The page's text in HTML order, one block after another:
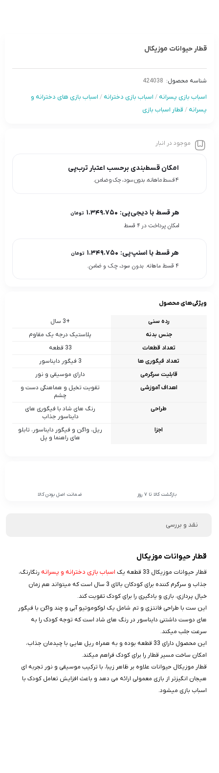
قطار حیوانات موزیکال
شناسه محصول: 424038
اسباب بازی پسرانه / اسباب بازی دخترانه / اسباب بازی های دخترانه و
پسرانه / قطار اسباب بازی
موجود در انبار
امکان قسط‌بندی برحسب اعتبار ترب‌پی
۴ قسط ماهانه. بدون سود، چک و ضامن.
هر قسط با دیجی‌پی: ۱.۳۴۹.۷۵۰ تومان
امکان پرداخت در 4 قسط
هر قسط با اسنپ‌پی: ۱.۳۴۹.۷۵۰ تومان
۴ قسط ماهانه. بدون سود، چک و ضامن.
ویژگی‌های محصول
رده سنی
+3 سال
جنس بدنه
پلاستیک درجه یک مقاوم
تعداد قطعات
33 قطعه
تعداد فیگوری ها
3 فیگور دایناسور
قابلیت سرگرمی
دارای موسیقی و نور
اهداف آموزشی
تقویت تخیل و هماهنگی دست و
چشم
طراحی
رنگ های شاد با فیگوری های
دایناسور جذاب
اجزا
ریل، واگن و فیگور دایناسور، تابلو
های راهنما و پل
بازگشت کالا تا 7 روز ضمانت اصل بودن کالا
نقد و بررسی
قطار حیوانات موزیکال
قطار حیوانات موزیکال 33 قطعه یک اسباب‌ بازی دخترانه و پسرانه رنگارنگ،
جذاب و سرگرم‌ کننده برای کودکان بالای 3 سال است که میتواند هم‌ زمان
خیال‌ پردازی، بازی و یادگیری را برای کودک تقویت کند.
این ست با طراحی فانتزی و تم شامل یک لوکوموتیو آبی و چند واگن با فیگور
های دوست‌ داشتنی دایناسور در رنگ‌ های شاد است که توجه کودک را به‌
سرعت جلب میکند.
این محصول دارای 33 قطعه بوده و به‌ همراه ریل‌ هایی با چیدمان جذاب،
امکان ساخت مسیر قطار را برای کودک فراهم میکند.
قطار موزیکال حیوانات علاوه بر ظاهر زیبا، با ترکیب موسیقی و نور تجربه‌ ای
هیجان‌ انگیزتر از بازی معمولی ارائه می‌ دهد و باعث افزایش تعامل کودک با
اسباب‌ بازی میشود.